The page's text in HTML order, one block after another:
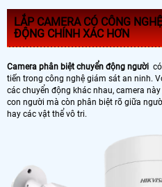
LẮP CAMERA CÓ CÔNG
ĐỘNG CHÍNH XÁC HƠN
Camera phân biệt chuyển động người
tiến trong công nghệ giám sát an ninh.
các chuyển động khác nhau, camera
con người mà còn phân biệt rõ giữa
hay các vật thể vô tri.